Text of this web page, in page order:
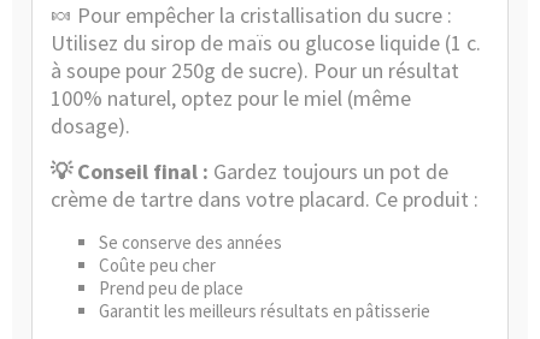
🍬 Pour empêcher la cristallisation du sucre :
Utilisez du sirop de maïs ou glucose liquide (1 c.
à soupe pour 250g de sucre). Pour un résultat
100% naturel, optez pour le miel (même
dosage).
💡Conseil final : Gardez toujours un pot de
crème de tartre dans votre placard. Ce produit :
Se conserve des années
Coûte peu cher
Prend peu de place
Garantit les meilleurs résultats en pâtisserie